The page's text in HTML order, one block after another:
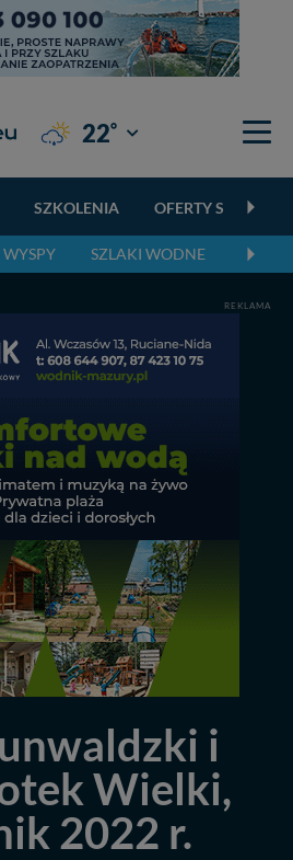
22° Giżycko
SZKOLENIA OFERTY
WYSPY SZLAKI WODNE
REKLAMA
i
Wielki,
2022 r.